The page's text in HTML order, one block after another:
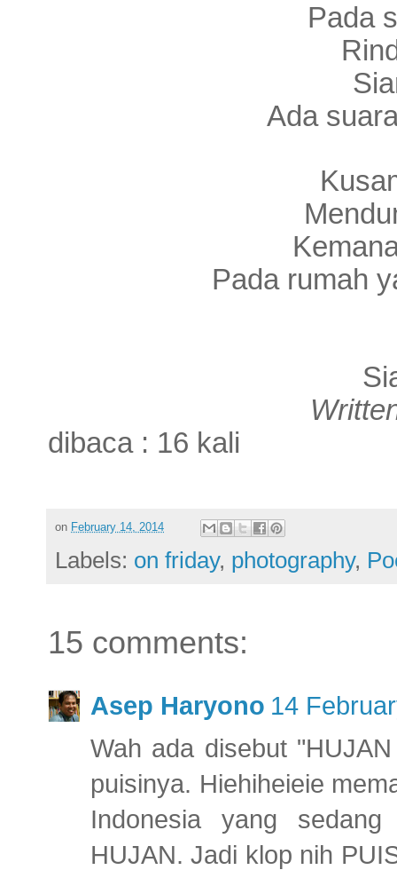
Pada
Ada
Pada rumah
dibaca : 16 kali
on February 14, 2014
Labels: on friday, photography,
15 comments:
Asep Haryono 14
Wah ada disebut
puisinya. Hiehiheieie
Indonesia yang
HUJAN. Jadi klop nih